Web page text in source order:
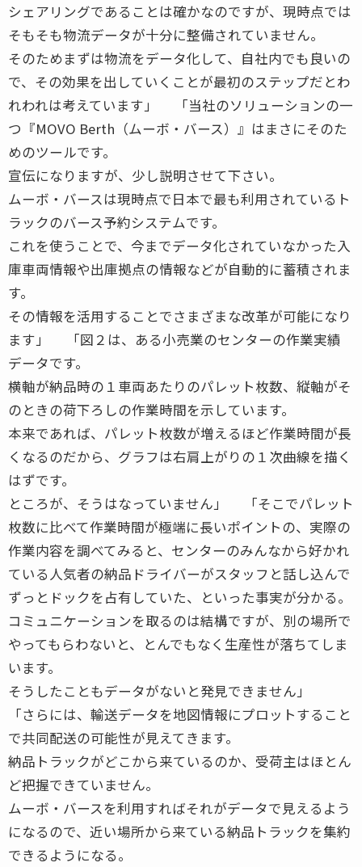
シェアリングであることは確かなのですが、現時点では
そもそも物流データが十分に整備されていません。
そのためまずは物流をデータ化して、自社内でも良いの
で、その効果を出していくことが最初のステップだとわ
れわれは考えています」 「当社のソリューションの一
つ『MOVO Berth（ムーボ・バース）』はまさにそのた
めのツールです。
宣伝になりますが、少し説明させて下さい。
ムーボ・バースは現時点で日本で最も利用されているト
ラックのバース予約システムです。
これを使うことで、今までデータ化されていなかった入
庫車両情報や出庫拠点の情報などが自動的に蓄積されま
す。
その情報を活用することでさまざまな改革が可能になり
ます」 「図２は、ある小売業のセンターの作業実績
データです。
横軸が納品時の１車両あたりのパレット枚数、縦軸がそ
のときの荷下ろしの作業時間を示しています。
本来であれば、パレット枚数が増えるほど作業時間が長
くなるのだから、グラフは右肩上がりの１次曲線を描く
はずです。
ところが、そうはなっていません」 「そこでパレット
枚数に比べて作業時間が極端に長いポイントの、実際の
作業内容を調べてみると、センターのみんなから好かれ
ている人気者の納品ドライバーがスタッフと話し込んで
ずっとドックを占有していた、といった事実が分かる。
コミュニケーションを取るのは結構ですが、別の場所で
やってもらわないと、とんでもなく生産性が落ちてしま
います。
そうしたこともデータがないと発見できません」
「さらには、輸送データを地図情報にプロットすること
で共同配送の可能性が見えてきます。
納品トラックがどこから来ているのか、受荷主はほとん
ど把握できていません。
ムーボ・バースを利用すればそれがデータで見えるよう
になるので、近い場所から来ている納品トラックを集約
できるようになる。